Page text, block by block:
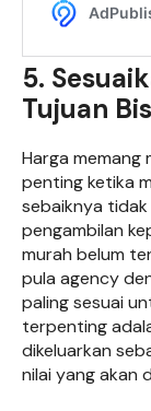
5.
Tujuan
Harga memang
penting ketika
sebaiknya
pengambilan
murah belum
pula agency
paling sesuai
terpenting
dikeluarkan
nilai yang akan